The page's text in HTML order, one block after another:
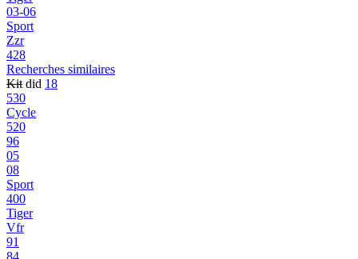
03-06
Sport
Zzr
428
Recherches similaires
Kit did 18
530
Cycle
520
96
05
08
Sport
400
Tiger
Vfr
91
84